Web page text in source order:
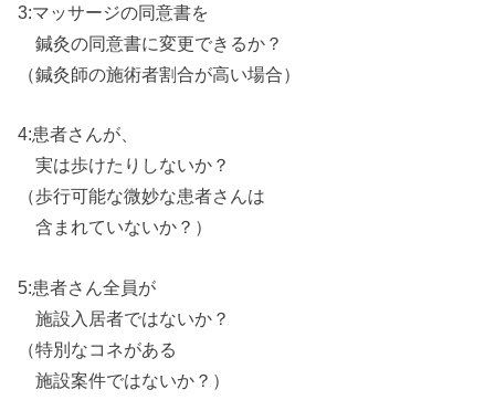
3:マッサージの同意書を
鍼灸の同意書に変更できるか？
（鍼灸師の施術者割合が高い場合）
4:患者さんが
実は歩けたりしないか？
（歩行可能な微妙な患者さんは
含まれていないか？）
5:患者さん全員が
施設入居者ではないか？
（特別なコネがある
施設案件ではないか？）